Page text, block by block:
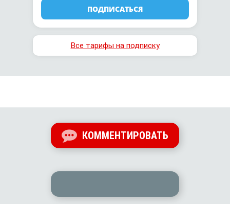
ПОДПИСАТЬСЯ
Все тарифы на подписку
КОММЕНТИРОВАТЬ